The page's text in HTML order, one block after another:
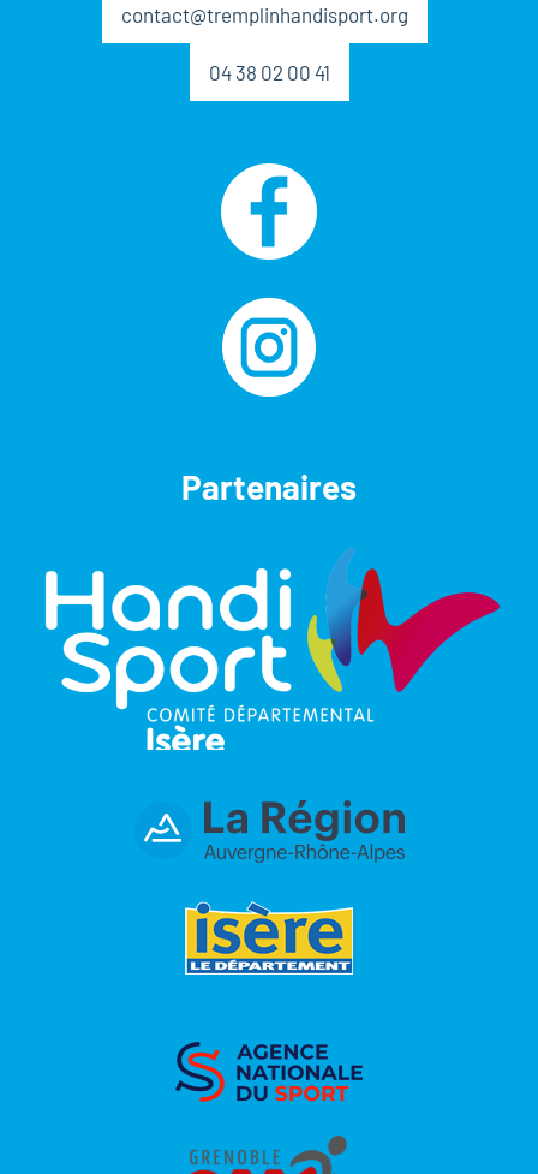
contact@tremplinhandisport.org
04 38 02 00 41
Partenaires